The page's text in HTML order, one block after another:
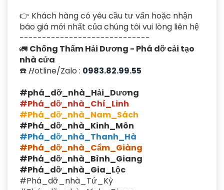
👉 Khách hàng có yêu cầu tư vấn hoặc nhận
báo giá mới nhất của chúng tôi vui lòng liên hệ
-----------------------------
🚛 Chống Thấm Hải Dương - Phá dỡ cải tạo
nhà cửa
☎️ 𝐻otline/Zalo : 0983.82.99.55
#phá_dỡ_nhà_Hải_Dương
#Phá_dỡ_nhà_Chí_Linh
#Phá_dỡ_nhà_Nam_Sách
#Phá_dỡ_nhà_Kinh_Môn
#Phá_dỡ_nhà_Thanh_Hà
#Phá_dỡ_nhà_Cẩm_Giàng
#Phá_dỡ_nhà_Bình_Giang
#Phá_dỡ_nhà_Gia_Lộc
#Phá_dỡ_nhà_Tứ_Kỳ